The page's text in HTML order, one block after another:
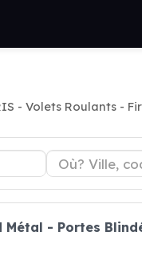
- Volets Roulants -
- Portes